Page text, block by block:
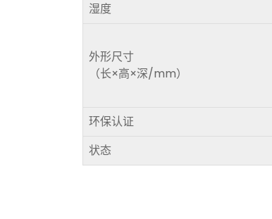
湿度
外形尺寸
（长×高×深/mm）
环保认证
状态